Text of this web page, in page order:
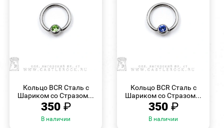
Кольцо BCR Сталь с
Шариком со Стразом...
350 ₽
В наличии
Кольцо BCR Сталь с
Шариком со Стразом...
350 ₽
В наличии